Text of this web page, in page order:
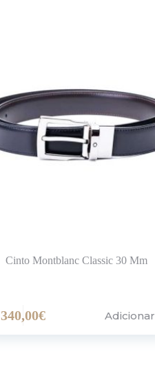
Cinto Montblanc Classic 30 Mm
340,00€ Adicionar